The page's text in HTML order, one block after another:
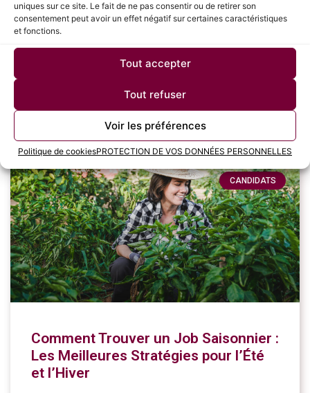
uniques sur ce site. Le fait de ne pas consentir ou de retirer son
consentement peut avoir un effet négatif sur certaines caractéristiques
et fonctions.
Tout accepter
Tout refuser
Voir les préférences
Politique de cookiesPROTECTION DE VOS DONNÉES PERSONNELLES
La négociation salariale est une étape cruciale dans le
processus de recrutement, souvent redoutée par de
nombreux candidats. Savoir défendre sa valeur et
obtenir une rémunération juste peut avoir un
CANDIDATS
Comment Trouver un Job Saisonnier :
Les Meilleures Stratégies pour l’Été
et l’Hiver